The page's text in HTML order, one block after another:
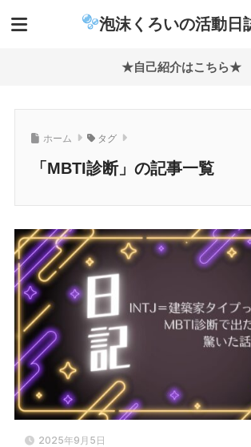
泡沫くろいの活動日
★自己紹介はこちら★
ホーム タグ
「MBTI診断」の記事一覧
2025年9月5日